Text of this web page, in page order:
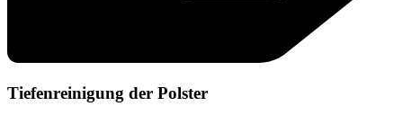
Tiefenreinigung der Polster